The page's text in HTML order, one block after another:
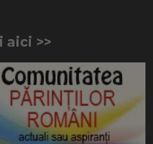
aici >>